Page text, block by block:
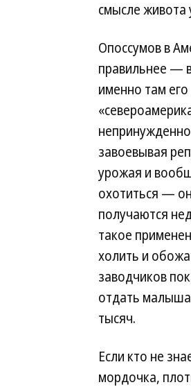
смысле живота
Опоссумов в
правильнее —
именно там
завоевывая
урожая и
охотиться —
получаются
такое
холить и
заводчиков
отдать малыша
тысяч.
Если кто не
мордочка,